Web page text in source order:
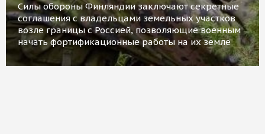
Силы обороны Финляндии заключают секретные
соглашения с владельцами земельных участков
возле границы с Россией, позволяющие военным
начать фортификационные работы на их земле